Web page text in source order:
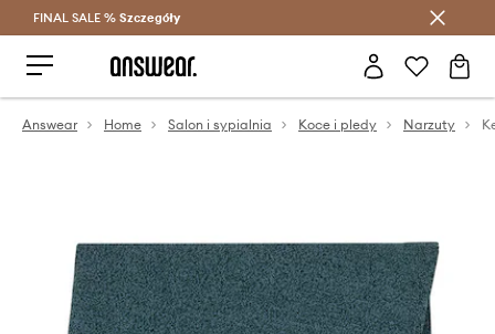
Oszczędzaj z Answear Club >
FINAL SALE % Szczegóły
Answear Home Salon i sypialnia Koce i pledy Narzuty